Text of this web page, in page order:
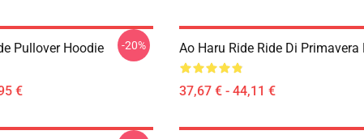
Pullover Hoodie
€
-20% Ao Haru Ride Ride Di Primavera
37,67 € - 44,11 €